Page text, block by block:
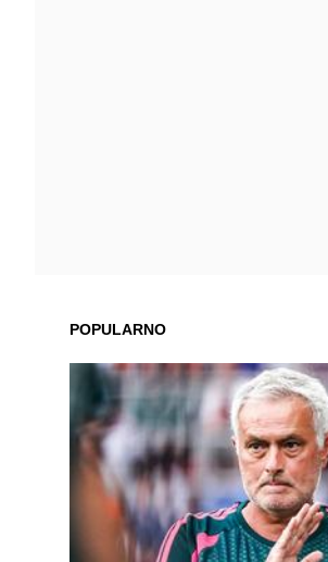
POPULARNO